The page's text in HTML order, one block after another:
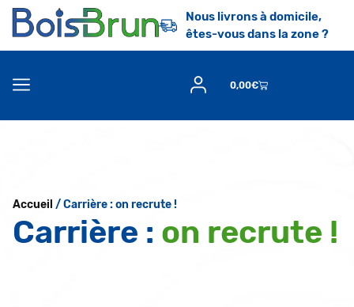
Nous livrons à domicile,
êtes-vous dans la zone ?
0,00€
Accueil / Carrière : on recrute !
Carrière : on recrute !